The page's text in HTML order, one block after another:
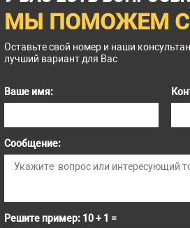
МЫ ПОМОЖЕМ
Оставьте свой номер и наши
лучший вариант для Вас
Ваше имя:
Сообщение:
Решите пример: 10 + 1 =